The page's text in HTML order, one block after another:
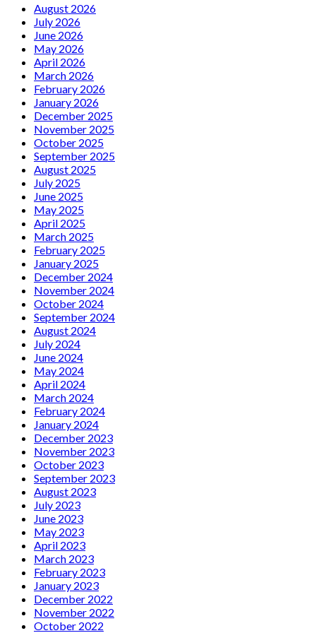
August 2026
July 2026
June 2026
May 2026
April 2026
March 2026
February 2026
January 2026
December 2025
November 2025
October 2025
September 2025
August 2025
July 2025
June 2025
May 2025
April 2025
March 2025
February 2025
January 2025
December 2024
November 2024
October 2024
September 2024
August 2024
July 2024
June 2024
May 2024
April 2024
March 2024
February 2024
January 2024
December 2023
November 2023
October 2023
September 2023
August 2023
July 2023
June 2023
May 2023
April 2023
March 2023
February 2023
January 2023
December 2022
November 2022
October 2022